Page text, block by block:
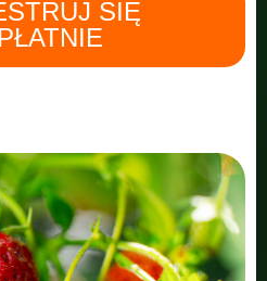
SIĘ